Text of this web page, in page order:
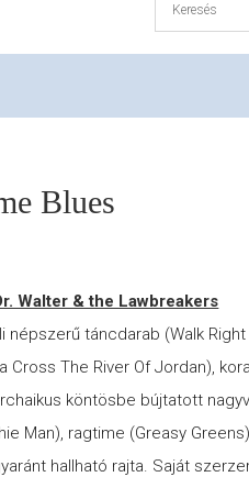
Blues
Walter & the Lawbreakers
népszerű táncdarab (Walk
Cross The River Of Jordan),
köntösbe bújtatott
Man), ragtime (Greasy
hallható rajta. Saját